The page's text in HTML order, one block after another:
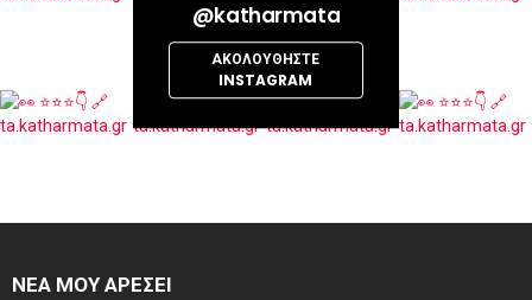
@katharmata
ΑΚΟΛΟΥΘΉΣΤΕ
INSTAGRAM
ΝΕΑ ΜΟΥ ΑΡΕΣΕΙ